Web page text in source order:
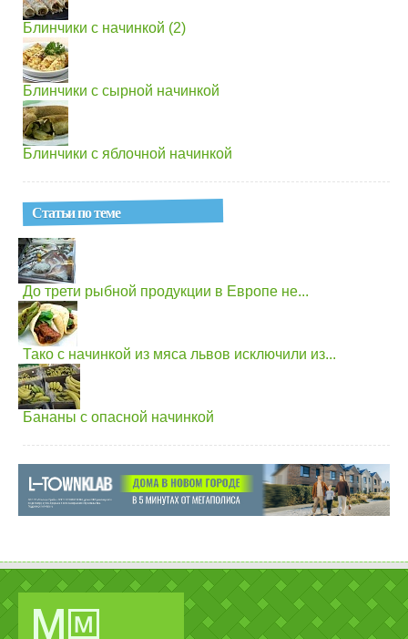
Блинчики с начинкой (2)
Блинчики с сырной начинкой
Блинчики с яблочной начинкой
Статьи по теме
До трети рыбной продукции в Европе не...
Тако с начинкой из мяса львов исключили из...
Бананы с опасной начинкой